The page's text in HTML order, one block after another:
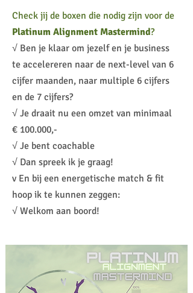
Check jij de boxen die nodig zijn voor de
Platinum Alignment Mastermind?
√ Ben je klaar om jezelf en je business
te accelereren naar de next-level van 6
cijfer maanden, naar multiple 6 cijfers
en de 7 cijfers?
√ Je draait nu een omzet van minimaal
€ 100.000,-
√ Je bent coachable
√ Dan spreek ik je graag!
v En bij een energetische match & fit
hoop ik te kunnen zeggen:
√ Welkom aan boord!